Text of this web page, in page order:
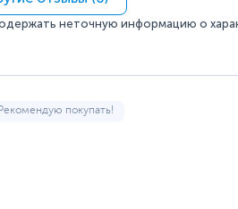
неточную информацию о
Рекомендую покупать!